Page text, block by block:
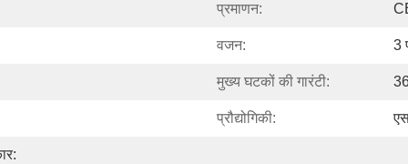
प्रमाणन:
वजन: 3
मुख्य घटकों की गारंटी:
प्रौद्योगिकी: